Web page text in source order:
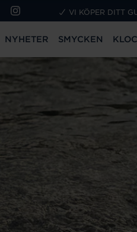
VI KÖPER DITT
NYHETER SMYCKEN